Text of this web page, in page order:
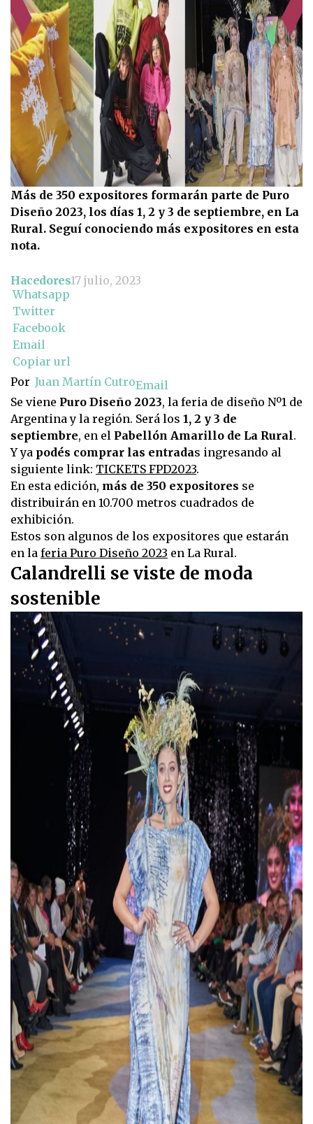
Más de 350 expositores formarán parte de Puro
Diseño 2023, los días 1, 2 y 3 de septiembre, en La
Rural. Seguí conociendo más expositores en esta
nota.
Hacedores17 julio, 2023
Whatsapp
Twitter
Facebook
Email
Copiar url
Por Juan Martín CutroEmail
Se viene Puro Diseño 2023, la feria de diseño Nº1 de
Argentina y la región. Será los 1, 2 y 3 de
septiembre, en el Pabellón Amarillo de La Rural.
Y ya podés comprar las entradas ingresando al
siguiente link: TICKETS FPD2023.
En esta edición, más de 350 expositores se
distribuirán en 10.700 metros cuadrados de
exhibición.
Estos son algunos de los expositores que estarán
en la feria Puro Diseño 2023 en La Rural.
Calandrelli se viste de moda
sostenible